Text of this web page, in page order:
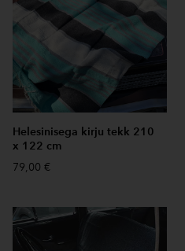
Helesinisega kirju tekk 210
x 122 cm
79,00 €